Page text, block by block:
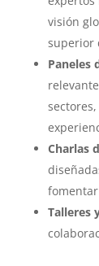
visión
superior
Paneles
Charlas
Talleres